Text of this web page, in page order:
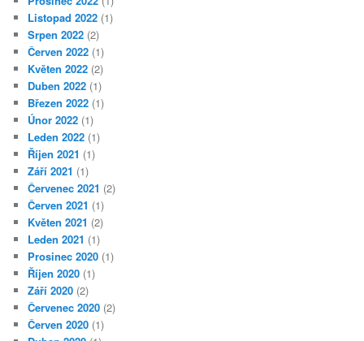
Listopad 2022 (1)
Srpen 2022 (2)
Červen 2022 (1)
Květen 2022 (2)
Duben 2022 (1)
Březen 2022 (1)
Únor 2022 (1)
Leden 2022 (1)
Říjen 2021 (1)
Září 2021 (1)
Červenec 2021 (2)
Červen 2021 (1)
Květen 2021 (2)
Leden 2021 (1)
Prosinec 2020 (1)
Říjen 2020 (1)
Září 2020 (2)
Červenec 2020 (2)
Červen 2020 (1)